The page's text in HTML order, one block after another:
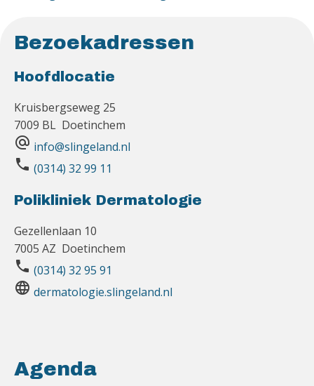
Bezoekadressen
Hoofdlocatie
Kruisbergseweg 25
7009 BL Doetinchem
alternate_email info@slingeland.nl
phone (0314) 32 99 11
Polikliniek Dermatologie
Gezellenlaan 10
7005 AZ Doetinchem
phone (0314) 32 95 91
language dermatologie.slingeland.nl
Agenda